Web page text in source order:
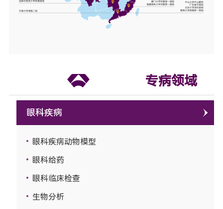
专病领域
眼科疾病
眼科疾病动物模型
眼科给药
眼科临床检查
生物分析